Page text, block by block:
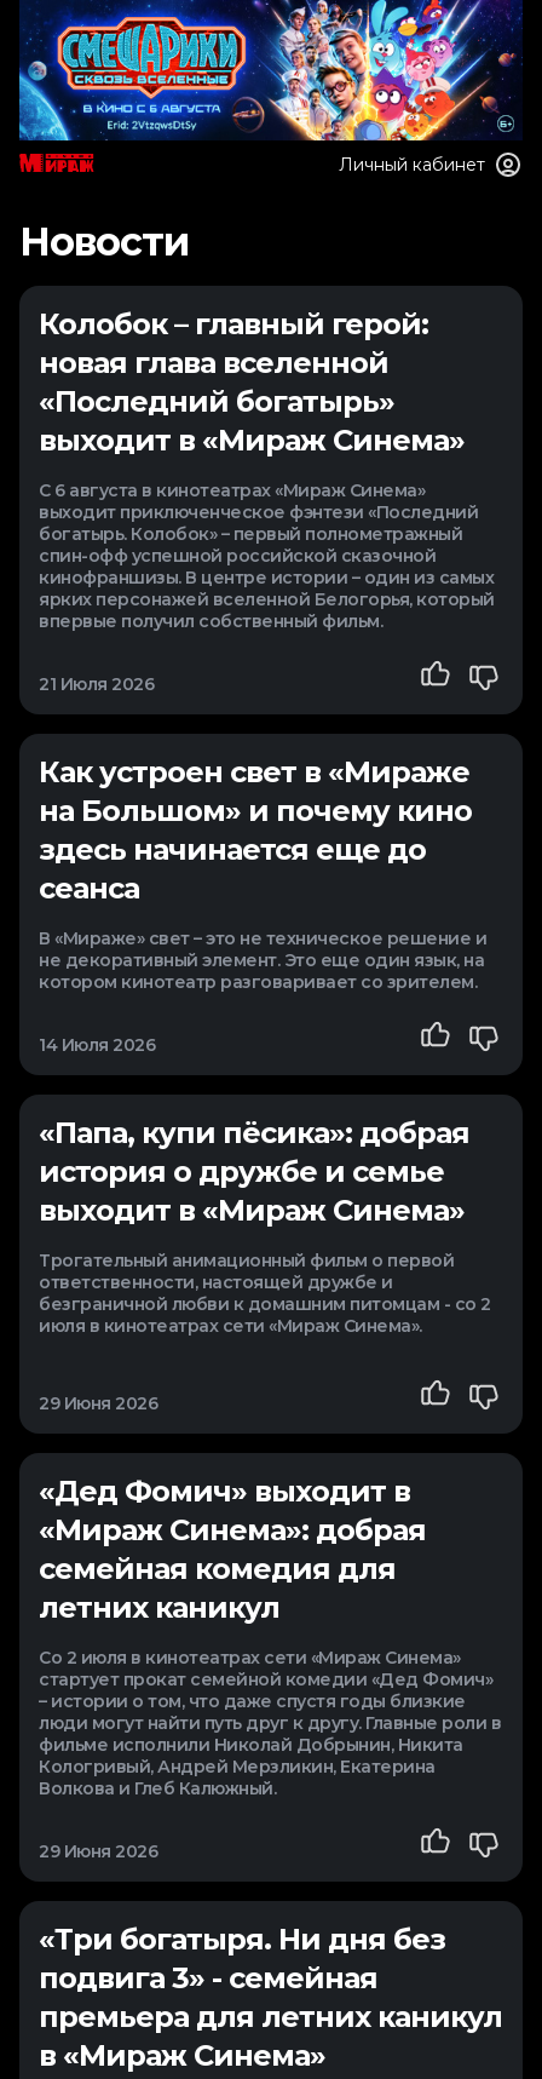
Личный кабинет
Новости
Колобок – главный герой:
новая глава вселенной
«Последний богатырь»
выходит в «Мираж Синема»
С 6 августа в кинотеатрах «Мираж Синема»
выходит приключенческое фэнтези «Последний
богатырь. Колобок» – первый полнометражный
спин-офф успешной российской сказочной
кинофраншизы. В центре истории – один из самых
ярких персонажей вселенной Белогорья, который
впервые получил собственный фильм.
21 Июля 2026
Как устроен свет в «Мираже
на Большом» и почему кино
здесь начинается еще до
сеанса
В «Мираже» свет – это не техническое решение и
не декоративный элемент. Это еще один язык, на
котором кинотеатр разговаривает со зрителем.
14 Июля 2026
«Папа, купи пёсика»: добрая
история о дружбе и семье
выходит в «Мираж Синема»
Трогательный анимационный фильм о первой
ответственности, настоящей дружбе и
безграничной любви к домашним питомцам - со 2
июля в кинотеатрах сети «Мираж Синема».
29 Июня 2026
«Дед Фомич» выходит в
«Мираж Синема»: добрая
семейная комедия для
летних каникул
Со 2 июля в кинотеатрах сети «Мираж Синема»
стартует прокат семейной комедии «Дед Фомич»
– истории о том, что даже спустя годы близкие
люди могут найти путь друг к другу. Главные роли в
фильме исполнили Николай Добрынин, Никита
Кологривый, Андрей Мерзликин, Екатерина
Волкова и Глеб Калюжный.
29 Июня 2026
«Три богатыря. Ни дня без
подвига 3» - семейная
премьера для летних каникул
в «Мираж Синема»